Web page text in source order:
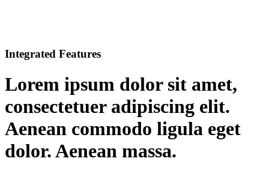
Integrated Features
Lorem ipsum dolor sit amet,
consectetuer adipiscing elit.
Aenean commodo ligula eget
dolor. Aenean massa.